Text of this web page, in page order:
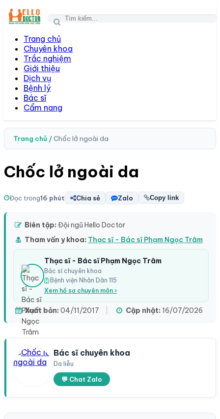
Trang chủ
Chuyên khoa
Trắc nghiệm
Giới thiệu
Dịch vụ
Bệnh lý
Bác sĩ
Cẩm nang
Trang chủ /Chốc lở ngoài da
Chốc lở ngoài da
Đọc trong16 phút Chia sẻ Zalo Copy link
Biên tập: Đội ngũ Hello Doctor
Tham vấn y khoa: Thạc sĩ - Bác sĩ Phạm Ngọc Trâm
Thạc sĩ - Bác sĩ Phạm Ngọc Trâm
Bác sĩ chuyên khoa
Bệnh viện Nhân Dân 115
Xem hồ sơ chuyên môn ›
Xuất bản: 04/11/2017 Cập nhật: 16/07/2026
Bác sĩ chuyên khoa
Da liễu
💬 Chat Zalo